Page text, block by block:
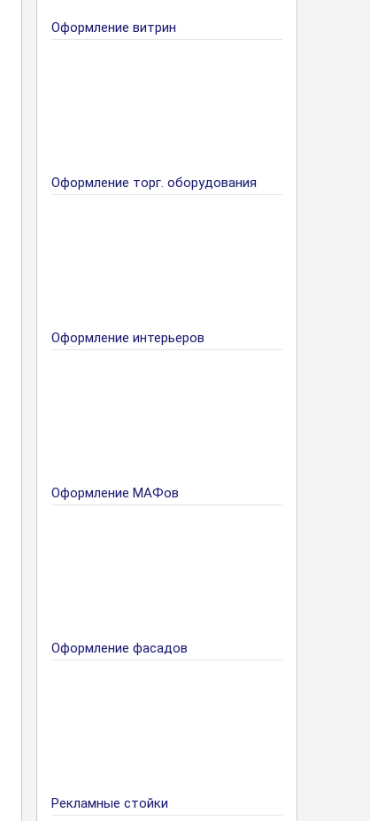
Оформление витрин
Оформление торг. оборудования
Оформление интерьеров
Оформление МАФов
Оформление фасадов
Рекламные стойки